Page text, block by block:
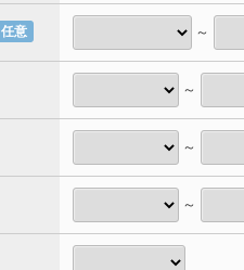
任意 ～
～
～
～